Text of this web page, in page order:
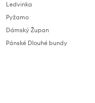
Ledvinka
Pyžamo
Dámský Župan
Pánské Dlouhé bundy